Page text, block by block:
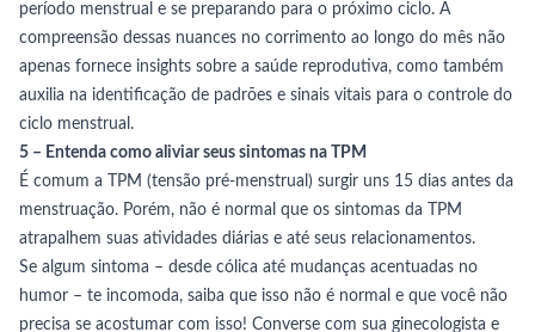
período menstrual e se preparando para o próximo ciclo. A
compreensão dessas nuances no corrimento ao longo do mês não
apenas fornece insights sobre a saúde reprodutiva, como também
auxilia na identificação de padrões e sinais vitais para o controle do
ciclo menstrual.
5 – Entenda como aliviar seus sintomas na TPM
É comum a TPM (tensão pré-menstrual) surgir uns 15 dias antes da
menstruação. Porém, não é normal que os sintomas da TPM
atrapalhem suas atividades diárias e até seus relacionamentos.
Se algum sintoma – desde cólica até mudanças acentuadas no
humor – te incomoda, saiba que isso não é normal e que você não
precisa se acostumar com isso! Converse com sua ginecologista e